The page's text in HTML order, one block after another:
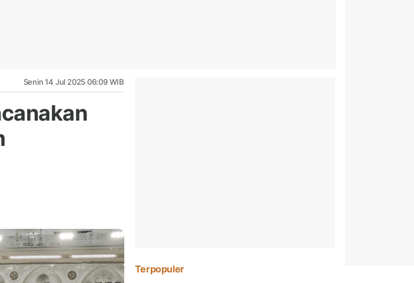
Senin 14 Jul 2025 06:09 WIB
Terpopuler